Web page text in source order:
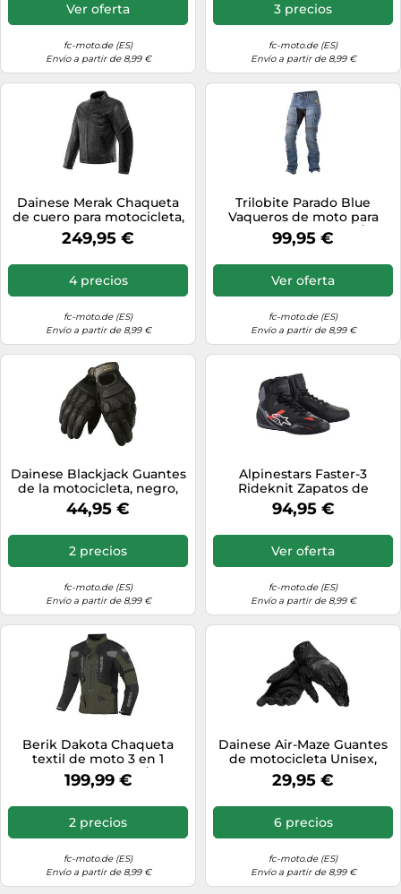
Ver oferta
fc-moto.de (ES)
Envío a partir de 8,99 €
3 precios
fc-moto.de (ES)
Envío a partir de 8,99 €
Dainese Merak Chaqueta
de cuero para motocicleta,
negro, Talla 48
249,95 €
4 precios
fc-moto.de (ES)
Envío a partir de 8,99 €
Trilobite Parado Blue
Vaqueros de moto para
damas, Azul, Talla 26/32
99,95 €
Ver oferta
fc-moto.de (ES)
Envío a partir de 8,99 €
Dainese Blackjack Guantes
de la motocicleta, negro,
Talla M
44,95 €
2 precios
fc-moto.de (ES)
Envío a partir de 8,99 €
Alpinestars Faster-3
Rideknit Zapatos de
motocicleta,
negro/gris/rojo, Talla 13 (47)
94,95 €
Ver oferta
fc-moto.de (ES)
Envío a partir de 8,99 €
Berik Dakota Chaqueta
textil de moto 3 en 1
impermeable, negro/verde,
Talla 56
199,99 €
2 precios
fc-moto.de (ES)
Envío a partir de 8,99 €
Dainese Air-Maze Guantes
de motocicleta Unisex,
negro, Talla M
29,95 €
6 precios
fc-moto.de (ES)
Envío a partir de 8,99 €